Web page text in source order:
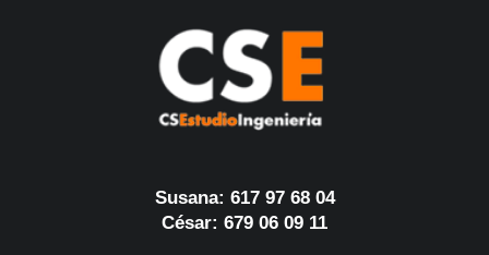
Susana: 617 97 68 04
César: 679 06 09 11